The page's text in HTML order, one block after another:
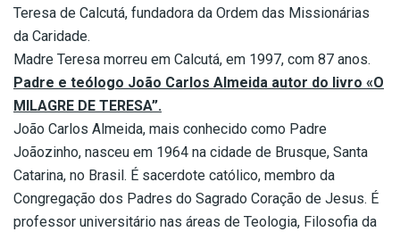
Teresa de Calcutá, fundadora da Ordem das Missionárias
da Caridade.
Madre Teresa morreu em Calcutá, em 1997, com 87 anos.
Padre e teólogo João Carlos Almeida autor do livro «O
MILAGRE DE TERESA”.
João Carlos Almeida, mais conhecido como Padre
Joãozinho, nasceu em 1964 na cidade de Brusque, Santa
Catarina, no Brasil. É sacerdote católico, membro da
Congregação dos Padres do Sagrado Coração de Jesus. É
professor universitário nas áreas de Teologia, Filosofia da